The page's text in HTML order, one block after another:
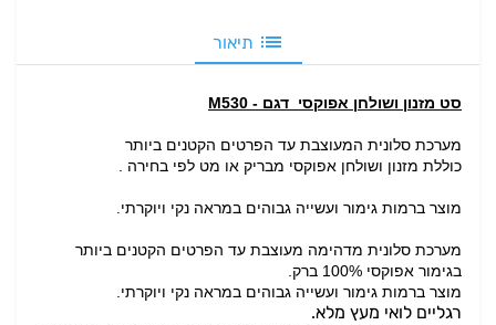
תיאור
סט מזנון ושולחן אפוקסי דגם - M530
מערכת סלונית המעוצבת עד הפרטים הקטנים ביותר
כוללת מזנון ושולחן אפוקסי מבריק או מט לפי בחירה .
מוצר ברמות גימור ועשייה גבוהים במראה נקי ויוקרתי.
מערכת סלונית מדהימה מעוצבת עד הפרטים הקטנים ביותר
בגימור אפוקסי 100% ברק.
מוצר ברמות גימור ועשייה גבוהים במראה נקי ויוקרתי.
רגליים לואי מעץ מלא.